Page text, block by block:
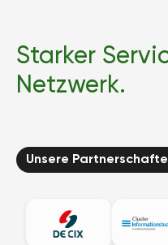
Starker
Netzwerk.
Unsere